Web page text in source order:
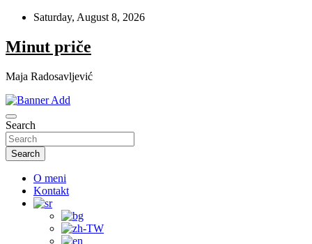
Skip
content
Saturday, August 8, 2026
Minut priče
Maja Radosavljević
Search
Search
O meni
Kontakt